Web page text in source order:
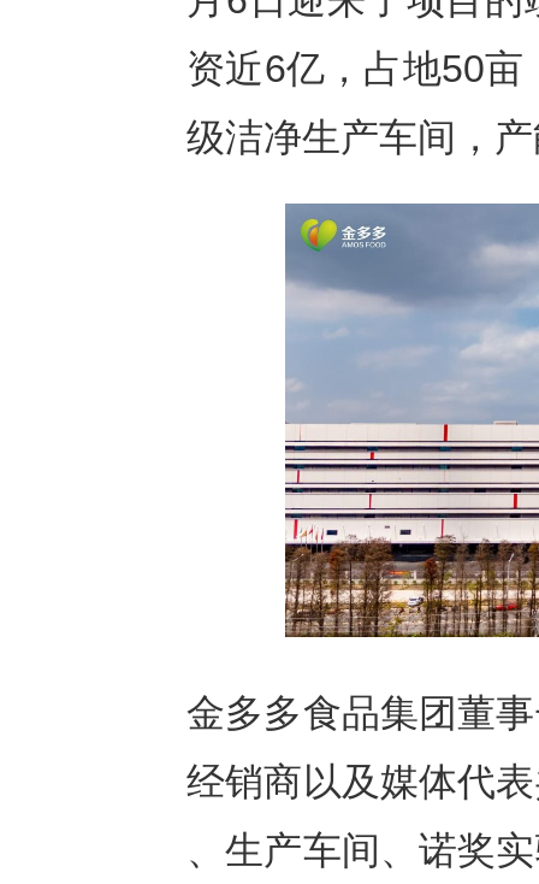
资近6亿，占地50
级洁净生产车间，
金多多食品集团董
经销商以及媒体代
、生产车间、诺奖